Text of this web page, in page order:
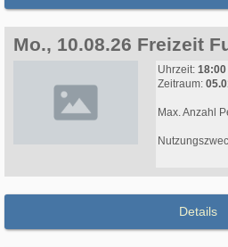
Mo., 10.08.26 Freizeit
Uhrzeit:
Zeitraum:
Max. Anzahl
Details